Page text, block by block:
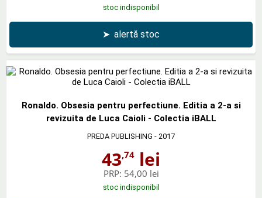
stoc indisponibil
➤ alertă stoc
Ronaldo. Obsesia pentru perfectiune. Editia a 2-a si
revizuita de Luca Caioli - Colectia iBALL
PREDA PUBLISHING - 2017
43,74 lei
PRP: 54,00 lei
stoc indisponibil